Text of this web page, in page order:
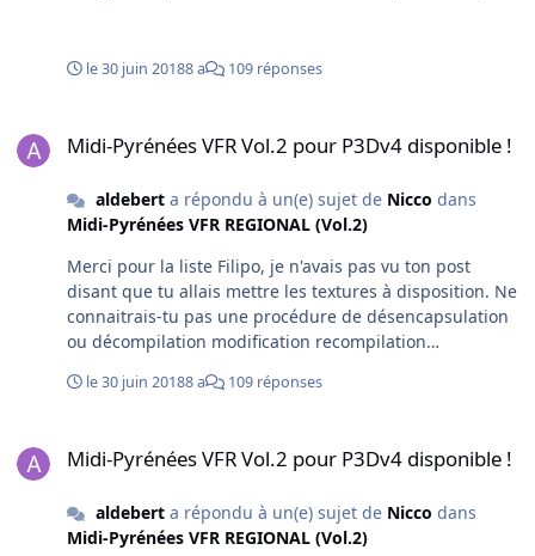
beaucoup l'arrivée sur la DZ du pic du midi. Qu'en
le 30 juin 20188 a 109 réponses
Midi-Pyrénées VFR Vol.2 pour P3Dv4 disponible !
aldeberta répondu à un(e) sujet de Nicco dans
Midi-Pyrénées VFR REGIONAL (Vol.2)
Merci pour la liste Filipo, je n'avais pas vu ton post
disant que tu allais mettre les textures à disposition. Ne
connaitrais-tu pas une procédure de désencapsulation
ou décompilation modification recompilation
recréant le bgl ad'hoc ? A défaut, serait-il possible de
un tuto pour réaliser ça, je suis preneur. Merci en tout
le 30 juin 20188 a 109 réponses
Midi-Pyrénées VFR Vol.2 pour P3Dv4 disponible !
aldeberta répondu à un(e) sujet de Nicco dans
Midi-Pyrénées VFR REGIONAL (Vol.2)